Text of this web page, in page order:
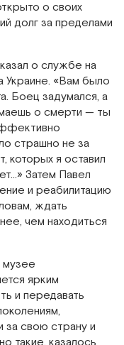
о своих
долг за пределами
о службе на
Украине. «Вам было
Боец задумался, а
о смерти — ты
страшно не за
которых я оставил
Затем Павел
и реабилитацию
ждать
чем находиться
музее
ярким
и передавать
за свою страну и